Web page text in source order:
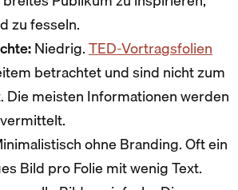
zu fesseln.
Niedrig.TED-Vortragsfolien
betrachtet und sind nicht zum
Die meisten Informationen werden
ohne Branding. Oft ein
Bild pro Folie mit wenig Text.